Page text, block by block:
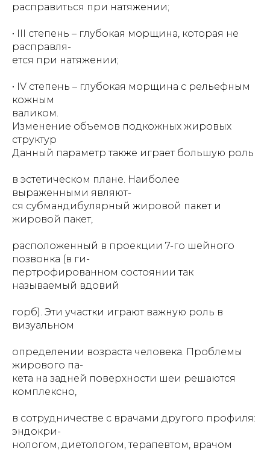
расправиться при натяжении;
• III степень – глубокая морщина, которая не
расправля-
ется при натяжении;
• IV степень – глубокая морщина с рельефным
кожным
валиком.
Изменение объемов подкожных жировых
структур
Данный параметр также играет большую роль
в эстетическом плане. Наиболее
выраженными являют-
ся субмандибулярный жировой пакет и
жировой пакет,
расположенный в проекции 7-го шейного
позвонка (в ги-
пертрофированном состоянии так
называемый вдовий
горб). Эти участки играют важную роль в
визуальном
определении возраста человека. Проблемы
жирового па-
кета на задней поверхности шеи решаются
комплексно,
в сотрудничестве с врачами другого профиля:
эндокри-
нологом, диетологом, терапевтом, врачом